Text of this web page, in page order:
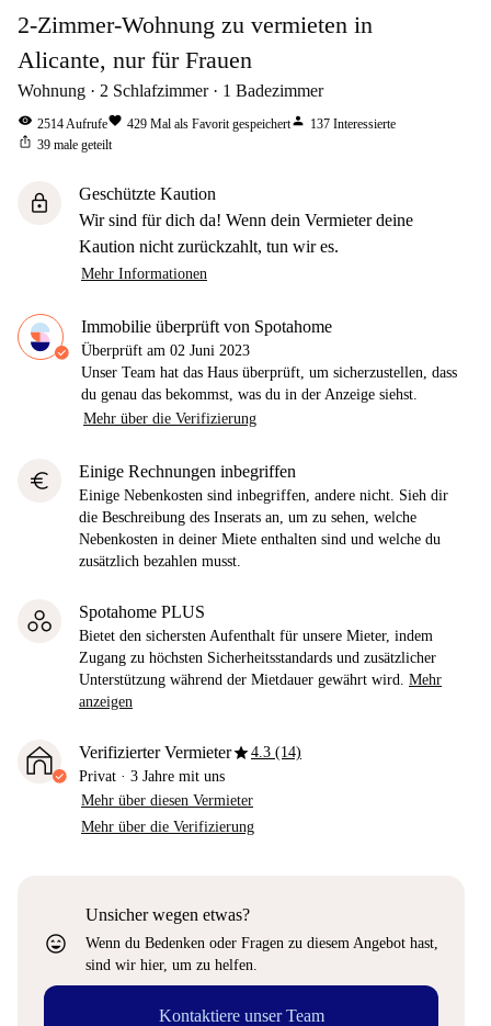
2-Zimmer-Wohnung zu vermieten in
Alicante, nur für Frauen
Wohnung 2 Schlafzimmer 1 Badezimmer
visibility 2514Aufrufefavorite 429 Mal als Favorit gespeichertperson 137 Interessierte
ios_share 39 male geteilt
lock
Geschützte Kaution
Wir sind für dich da! Wenn dein Vermieter deine
Kaution nicht zurückzahlt, tun wir es.
Mehr Informationen
Immobilie überprüft von Spotahome
Überprüft am 02 Juni 2023
Unser Team hat das Haus überprüft, um sicherzustellen, dass
du genau das bekommst, was du in der Anzeige siehst.
Mehr über die Verifizierung
euro Einige Rechnungen inbegriffen
Einige Nebenkosten sind inbegriffen, andere nicht. Sieh dir
die Beschreibung des Inserats an, um zu sehen, welche
Nebenkosten in deiner Miete enthalten sind und welche du
zusätzlich bezahlen musst.
Spotahome PLUS
Bietet den sichersten Aufenthalt für unsere Mieter, indem
Zugang zu höchsten Sicherheitsstandards und zusätzlicher
Unterstützung während der Mietdauer gewährt wird. Mehr
anzeigen
Verifizierter Vermieterstar4.3 (14)
Privat · 3 Jahre mit uns
Mehr über diesen Vermieter
Mehr über die Verifizierung
sentiment_very_satisfied
Unsicher wegen etwas?
Wenn du Bedenken oder Fragen zu diesem Angebot hast,
sind wir hier, um zu helfen.
Kontaktiere unser Team